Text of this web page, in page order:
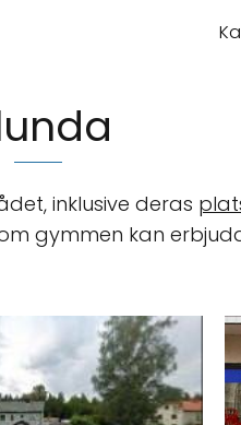
inklusive deras
gymmen kan